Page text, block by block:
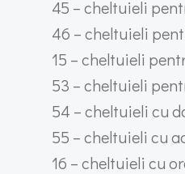
45 – cheltuieli
46 – cheltuieli
15 – cheltuieli
53 – cheltuieli
54 – cheltuieli cu
55 – cheltuieli cu
16 – cheltuieli cu